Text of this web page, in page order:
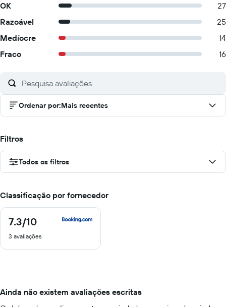
OK
27
Razoável
25
Medíocre
14
Fraco
16
Ordenar por:Mais recentes
Filtros
Todos os filtros
Classificação por fornecedor
7.3/10
7.3
10
3 avaliações
Ainda não existem avaliações escritas